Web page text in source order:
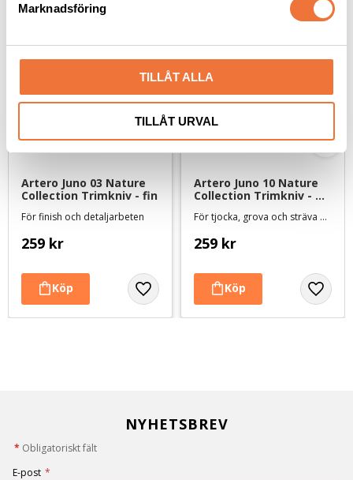
Marknadsföring
TILLÅT ALLA
TILLÅT URVAL
Artero Juno 03 Nature
Collection Trimkniv - fin
För finish och detaljarbeten
259 kr
Artero Juno 10 Nature
Collection Trimkniv -
För tjocka, grova och sträva pälsar
259 kr
NYHETSBREV
* Obligatoriskt fält
E-post *